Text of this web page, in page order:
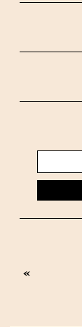
«